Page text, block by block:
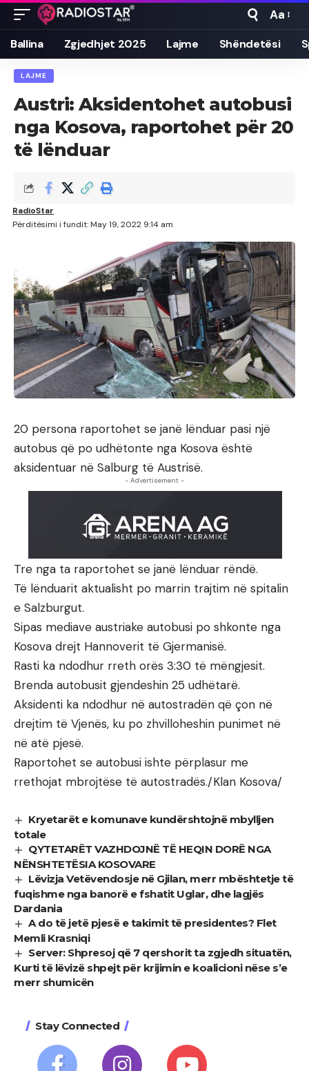
Font
Resizer
Aa
Ballina Zgjedhjet 2025 Lajme Shëndetësi
LAJME
Austri: Aksidentohet autobusi
nga Kosova, raportohet për 20
të lënduar
Përditësimi i fundit: May 19, 2022 9:14 am
RadioStar
20 persona raportohet se janë lënduar pasi një
autobus që po udhëtonte nga Kosova është
aksidentuar në Salburg të Austrisë.
- Advertisement -
Tre nga ta raportohet se janë lënduar rëndë.
Të lënduarit aktualisht po marrin trajtim në spitalin
e Salzburgut.
Sipas mediave austriake autobusi po shkonte nga
Kosova drejt Hannoverit të Gjermanisë.
Rasti ka ndodhur rreth orës 3:30 të mëngjesit.
Brenda autobusit gjendeshin 25 udhëtarë.
Aksidenti ka ndodhur në autostradën që çon në
drejtim të Vjenës, ku po zhvilloheshin punimet në
në atë pjesë.
Raportohet se autobusi ishte përplasur me
rrethojat mbrojtëse të autostradës./Klan Kosova/
Kryetarët e komunave kundërshtojnë mbylljen
totale
QYTETARËT VAZHDOJNË TË HEQIN DORË NGA
NËNSHTETËSIA KOSOVARE
Lëvizja Vetëvendosje në Gjilan, merr mbështetje të
fuqishme nga banorë e fshatit Uglar, dhe lagjës
Dardania
A do të jetë pjesë e takimit të presidentes? Flet
Memli Krasniqi
Server: Shpresoj që 7 qershorit ta zgjedh situatën,
Kurti të lëvizë shpejt për krijimin e koalicioni nëse s’e
merr shumicën
Stay Connected